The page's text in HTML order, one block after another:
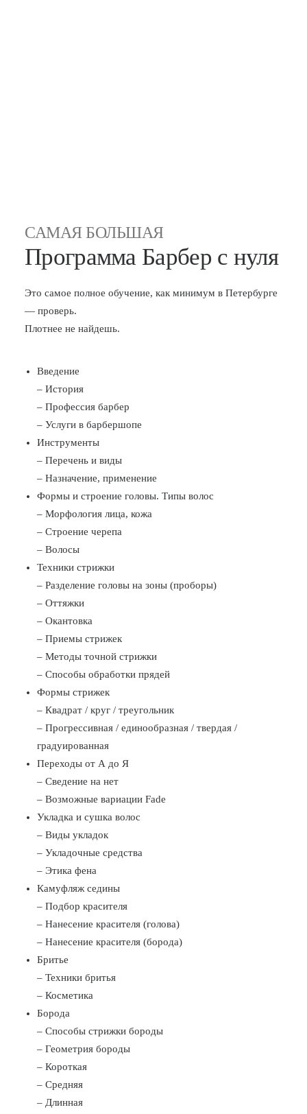
САМАЯ БОЛЬШАЯ
Программа Барбер с нуля
Это самое полное обучение, как минимум в Петербурге
— проверь.
Плотнее не найдешь.
Введение
– История
– Профессия барбер
– Услуги в барбершопе
Инструменты
– Перечень и виды
– Назначение, применение
Формы и строение головы. Типы волос
– Морфология лица, кожа
– Строение черепа
– Волосы
Техники стрижки
– Разделение головы на зоны (проборы)
– Оттяжки
– Окантовка
– Приемы стрижек
– Методы точной стрижки
– Способы обработки прядей
Формы стрижек
– Квадрат / круг / треугольник
– Прогрессивная / единообразная / твердая /
градуированная
Переходы от А до Я
– Сведение на нет
– Возможные вариации Fade
Укладка и сушка волос
– Виды укладок
– Укладочные средства
– Этика фена
Камуфляж седины
– Подбор красителя
– Нанесение красителя (голова)
– Нанесение красителя (борода)
Бритье
– Техники бритья
– Косметика
Борода
– Способы стрижки бороды
– Геометрия бороды
– Короткая
– Средняя
– Длинная